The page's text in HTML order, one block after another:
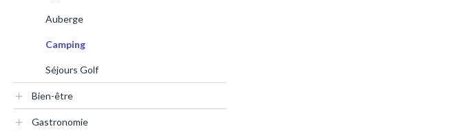
Auberge
Camping
Séjours Golf
Bien-être
Gastronomie